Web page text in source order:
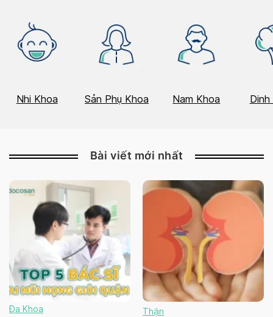
Nhi Khoa Sản Phụ Khoa Nam Khoa Dinh
Bài viết mới nhất
Đa Khoa Thận